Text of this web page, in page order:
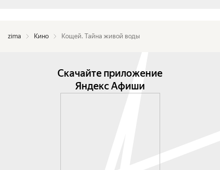
zima Кино Кощей. Тайна живой воды
Скачайте приложение
Яндекс Афиши